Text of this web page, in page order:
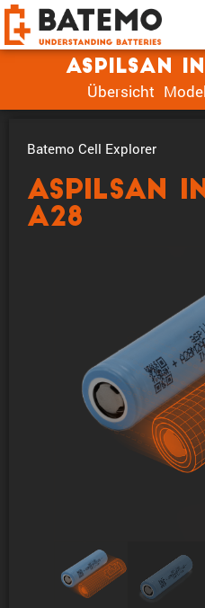
ASPILSAN
Übersicht
Batemo Cell Explorer
ASPILSAN
A28